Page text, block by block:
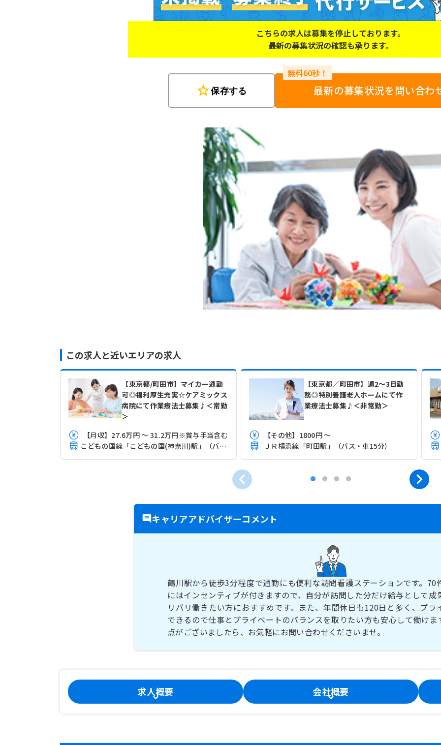
こちらの求人は募集を停止しております。
最新の募集状況の確認も承ります。
star保存する 最新の募集状況を問い合わ
この求人と近いエリアの求人
【東京都/町田市】マイカー通勤
可◎福利厚生充実☆ケアミックス
病院にて作業療法士募集♪＜常勤
＞
【月収】27.6万円 ～ 31.2万円※賞与手当含む
こどもの国線「こどもの国(神奈川)駅」（バス・車12分）
【東京都／町田市】週2～3日勤
務◎特別養護老人ホームにて作
業療法士募集♪＜非常勤＞
【その他】1800円 ～
ＪＲ横浜線「町田駅」（バス・車15分）
キャリアアドバイザーコメント
鶴川駅から徒歩3分程度で通勤にも便利な訪問看護ステーションです。70
にはインセンティブが付きますので、自分が訪問した分だけ給与として成
リバリ働きたい方におすすめです。また、年間休日も120日と多く、プラ
できるので仕事とプライベートのバランスを取りたい方も安心して働けま
点がございましたら、お気軽にお問い合わせくださいませ。
求人概要 会社概要